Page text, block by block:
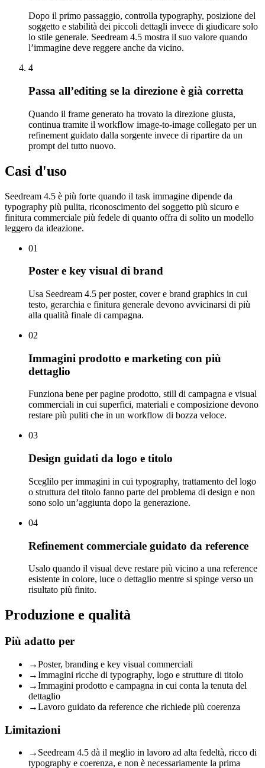
Dopo il primo passaggio, controlla typography, posizione del
soggetto e stabilità dei piccoli dettagli invece di giudicare solo
lo stile generale. Seedream 4.5 mostra il suo valore quando
l’immagine deve reggere anche da vicino.
4
Passa all’editing se la direzione è già corretta
Quando il frame generato ha trovato la direzione giusta,
continua tramite il workflow image-to-image collegato per un
refinement guidato dalla sorgente invece di ripartire da un
prompt del tutto nuovo.
Casi d'uso
Seedream 4.5 è più forte quando il task immagine dipende da
typography più pulita, riconoscimento del soggetto più sicuro e
finitura commerciale più fedele di quanto offra di solito un modello
leggero da ideazione.
01
Poster e key visual di brand
Usa Seedream 4.5 per poster, cover e brand graphics in cui
testo, gerarchia e finitura generale devono avvicinarsi di più
alla qualità finale di campagna.
02
Immagini prodotto e marketing con più
dettaglio
Funziona bene per pagine prodotto, still di campagna e visual
commerciali in cui superfici, materiali e composizione devono
restare più puliti che in un workflow di bozza veloce.
03
Design guidati da logo e titolo
Sceglilo per immagini in cui typography, trattamento del logo
o struttura del titolo fanno parte del problema di design e non
sono solo un’aggiunta dopo la generazione.
04
Refinement commerciale guidato da reference
Usalo quando il visual deve restare più vicino a una reference
esistente in colore, luce o dettaglio mentre si spinge verso un
risultato più finito.
Produzione e qualità
Più adatto per
→Poster, branding e key visual commerciali
→Immagini ricche di typography, logo e strutture di titolo
→Immagini prodotto e campagna in cui conta la tenuta del
dettaglio
→Lavoro guidato da reference che richiede più coerenza
Limitazioni
→ Seedream 4.5 dà il meglio in lavoro ad alta fedeltà, ricco di
typography e coerenza, e non è necessariamente la prima